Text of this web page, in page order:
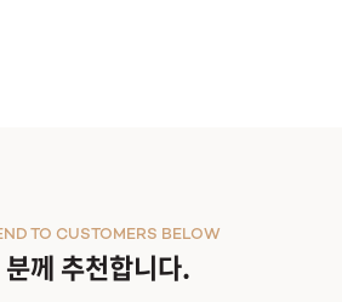
께 추천합니다.
TO CUSTOMERS BELOW